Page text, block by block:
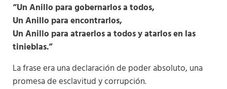
“Un Anillo para gobernarlos a todos,
Un Anillo para encontrarlos,
Un Anillo para atraerlos a todos y atarlos en las
tinieblas.”
La frase era una declaración de poder absoluto, una
promesa de esclavitud y corrupción.